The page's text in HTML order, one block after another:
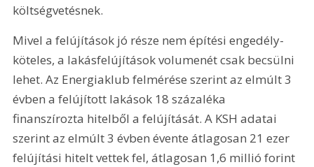
költségvetésnek.
Mivel a felújítások jó része nem építési engedély-
köteles, a lakásfelújítások volumenét csak becsülni
lehet. Az Energiaklub felmérése szerint az elmúlt 3
évben a felújított lakások 18 százaléka
finanszírozta hitelből a felújítását. A KSH adatai
szerint az elmúlt 3 évben évente átlagosan 21 ezer
felújítási hitelt vettek fel, átlagosan 1,6 millió forint